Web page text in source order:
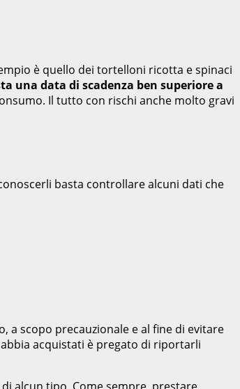
è quello dei tortelloni ricotta e spinaci
una data di scadenza ben superiore a
Il tutto con rischi anche molto gravi
basta controllare alcuni dati che
a scopo precauzionale e al fine di evitare
acquistati è pregato di riportarli